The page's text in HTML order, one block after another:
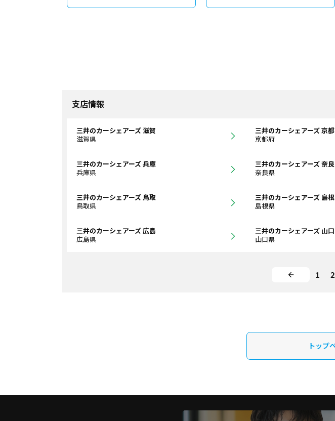
支店情報
三井のカーシェアーズ 滋賀
滋賀県
三井のカーシェアーズ 京都
京都府
三井のカーシェアーズ 兵庫
兵庫県
三井のカーシェアーズ 奈良
奈良県
三井のカーシェアーズ 鳥取
鳥取県
三井のカーシェアーズ 島根
島根県
三井のカーシェアーズ 広島
広島県
三井のカーシェアーズ 山口
山口県
1 2
トップ